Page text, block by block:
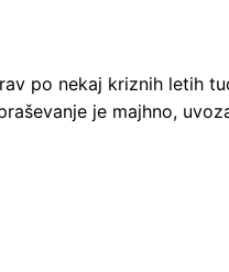
po nekaj kriznih letih
je majhno,